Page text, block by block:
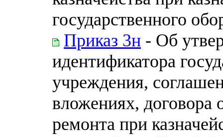
государственного
Приказ 3н - Об
идентификатора
учреждения,
вложениях, договора
ремонта при